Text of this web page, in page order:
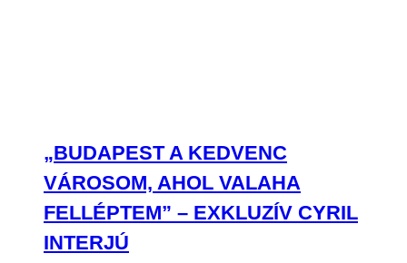
„BUDAPEST A KEDVENC
VÁROSOM, AHOL VALAHA
FELLÉPTEM” – EXKLUZÍV CYRIL
INTERJÚ